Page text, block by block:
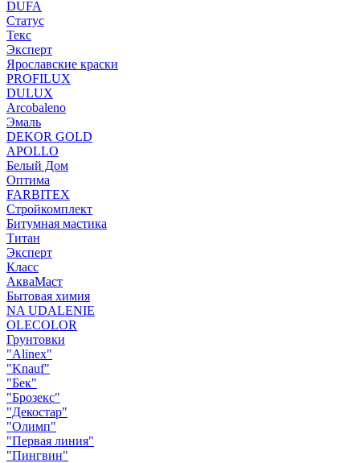
DUFA
Статус
Текс
Эксперт
Ярославские краски
PROFILUX
DULUX
Arcobaleno
Эмаль
DEKOR GOLD
APOLLO
Белый Дом
Оптима
FARBITEX
Стройкомплект
Битумная мастика
Титан
Эксперт
Класс
АкваМаст
Бытовая химия
NA UDALENIE
OLECOLOR
Грунтовки
"Alinex"
"Knauf"
"Бек"
"Брозекс"
"Декостар"
"Олимп"
"Первая линия"
"Пингвин"